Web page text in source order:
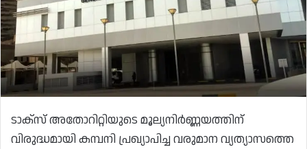
ടാക്‌സ് അതോറിറ്റിയുടെ മൂല്യനിർണ്ണയത്തിന്
വിരുദ്ധമായി കമ്പനി പ്രഖ്യാപിച്ച വരുമാന വ്യത്യാസത്തെ